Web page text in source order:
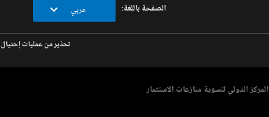
الصفحة باللغة: عربي
تحذير من عمليات إحتيال
المركز الدولي لتسوية منازعات الاستثمار